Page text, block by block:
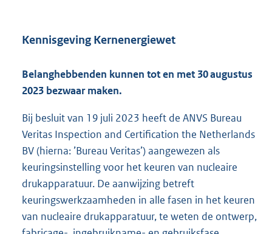
K
Kennisgeving Kernenergiewet
Belanghebbenden kunnen tot en met 30 augustus
2023 bezwaar maken.
Bij besluit van 19 juli 2023 heeft de ANVS Bureau
Veritas Inspection and Certification the Netherlands
BV (hierna: ’Bureau Veritas’) aangewezen als
keuringsinstelling voor het keuren van nucleaire
drukapparatuur. De aanwijzing betreft
keuringswerkzaamheden in alle fasen in het keuren
van nucleaire drukapparatuur, te weten de ontwerp,